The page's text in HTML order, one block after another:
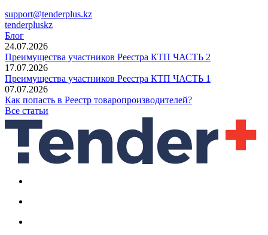
support@tenderplus.kz
tenderpluskz
Блог
24.07.2026
Преимущества участников Реестра КТП ЧАСТЬ 2
17.07.2026
Преимущества участников Реестра КТП ЧАСТЬ 1
07.07.2026
Как попасть в Реестр товаропроизводителей?
Все статьи